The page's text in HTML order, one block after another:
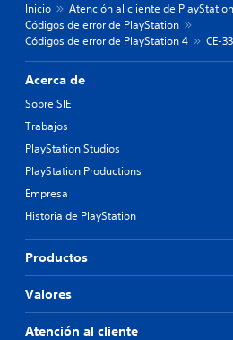
Inicio
Atención al cliente de PlayStation
Códigos de error de PlayStation
Códigos de error de PlayStation 4
CE-
Acerca de
Sobre SIE
Trabajos
PlayStation Studios
PlayStation Productions
Empresa
Historia de PlayStation
Productos
Valores
Atención al cliente